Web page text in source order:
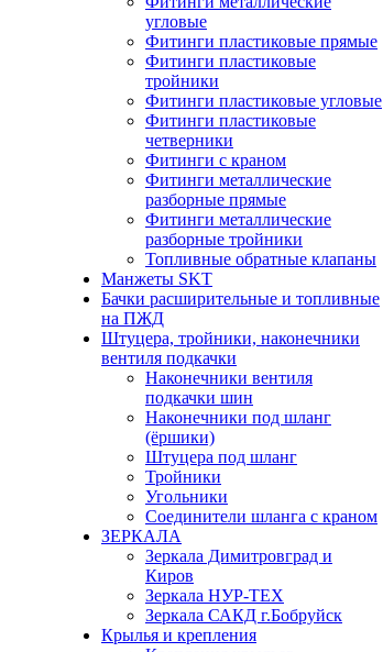
угловые
Фитинги пластиковые прямые
Фитинги пластиковые
тройники
Фитинги пластиковые угловые
Фитинги пластиковые
четверники
Фитинги с краном
Фитинги металлические
разборные прямые
Фитинги металлические
разборные тройники
Топливные обратные клапаны
Манжеты SKT
Бачки расширительные и топливные
на ПЖД
Штуцера, тройники, наконечники
вентиля подкачки
Наконечники вентиля
подкачки шин
Наконечники под шланг
(ёршики)
Штуцера под шланг
Тройники
Угольники
Соединители шланга с краном
ЗЕРКАЛА
Зеркала Димитровград и
Киров
Зеркала НУР-ТЕХ
Зеркала САКД г.Бобруйск
Крылья и крепления